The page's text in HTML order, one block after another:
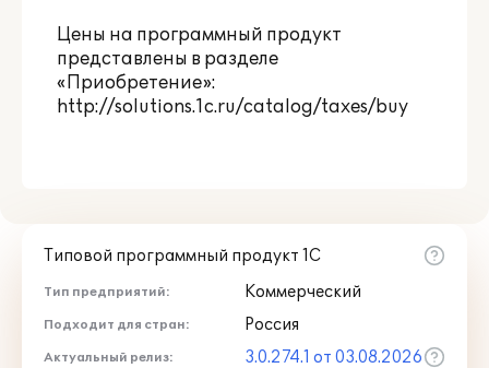
Цены на программный продукт
представлены в разделе
«Приобретение»:
http://solutions.1c.ru/catalog/taxes/buy
Типовой программный продукт 1С
Тип предприятий: Коммерческий
Подходит для стран: Россия
Актуальный релиз: 3.0.274.1 от 03.08.2026